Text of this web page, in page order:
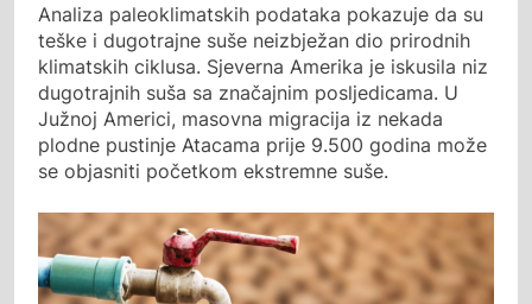
Analiza paleoklimatskih podataka pokazuje da su
teške i dugotrajne suše neizbježan dio prirodnih
klimatskih ciklusa. Sjeverna Amerika je iskusila niz
dugotrajnih suša sa značajnim posljedicama. U
Južnoj Americi, masovna migracija iz nekada
plodne pustinje Atacama prije 9.500 godina može
se objasniti početkom ekstremne suše.